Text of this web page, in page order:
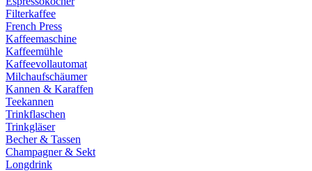
Filterkaffee
French Press
Kaffeemaschine
Kaffeemühle
Kaffeevollautomat
Milchaufschäumer
Kannen & Karaffen
Teekannen
Trinkflaschen
Trinkgläser
Becher & Tassen
Champagner & Sekt
Longdrink